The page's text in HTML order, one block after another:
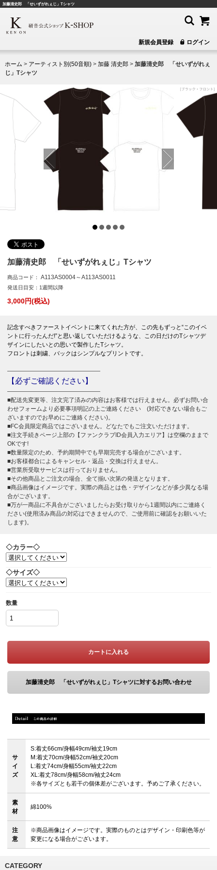
加藤清史郎 「せいずがれぇじ」Tシャツ
新規会員登録 ログイン
ホーム > アーティスト別(50音順) > 加藤 清史郎 > 加藤清史郎 「せいずがれぇ
じ」Tシャツ
加藤清史郎 「せいずがれぇじ」Tシャツ
商品コード： A113AS0004～A113AS0011
発送日目安：1週間以降
3,000円(税込)
記念すべきファーストイベントに来てくれた方が、この先もずっと“このイベ
ントに行ったんだ!”と思い返していただけるような、この日だけのTシャツデ
ザインにしたいとの思いで製作したTシャツ。
フロントは刺繍、バックはシンプルなプリントです。
――――――――――――――――
【必ずご確認ください】
――――――――――――――――
■配送先変更等、注文完了済みの内容はお客様では行えません。必ずお問い合
わせフォームより必要事項明記の上ご連絡ください (対応できない場合もご
ざいますのでお早めにご連絡ください)。
■FC会員限定商品ではございません。どなたでもご注文いただけます。
■注文手続きページ上部の【ファンクラブID会員入力エリア】は空欄のままで
OKです!
■数量限定のため、予約期間中でも早期完売する場合がございます。
■お客様都合によるキャンセル・返品・交換は行えません。
■営業所受取サービスは行っておりません。
■その他商品とご注文の場合、全て揃い次第の発送となります。
■商品画像はイメージです。実際の商品とは色・デザインなどが多少異なる場
合がございます。
■万が一商品に不具合がございましたらお受け取りから1週間以内にご連絡く
ださい(使用済み商品の対応はできませんので、ご使用前に確認をお願いいた
します)。
◇カラー◇
◇サイズ◇
数量
カートに入れる
加藤清史郎 「せいずがれぇじ」Tシャツに対するお問い合わせ
サ
イ
ズ
S:着丈66cm/身幅49cm/袖丈19cm
M:着丈70cm/身幅52cm/袖丈20cm
L:着丈74cm/身幅55cm/袖丈22cm
XL:着丈78cm/身幅58cm/袖丈24cm
※各サイズとも若干の個体差がございます。予めご了承ください。
素
材
綿100%
注
意
※商品画像はイメージです。実際のものとはデザイン・印刷色等が
変更になる場合がございます。
CATEGORY